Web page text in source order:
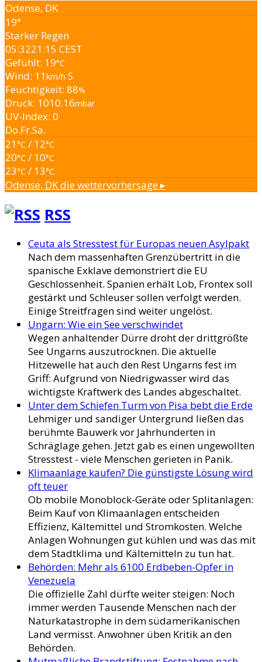
Odense, DK
19°
Starker Regen
05:3221:15 CEST
Gefühlt: 19°C
Wind: 11km/h S
Feuchtigkeit: 88%
Druck: 1010.16mbar
UV-Index: 0
Do.Fr.Sa.
21°C / 12°C
20°C / 10°C
23°C / 13°C
Odense, DKdie wettervorhersage ▸
RSS
Ceuta als Stresstest für Europas neuen Asylpakt
Nach dem massenhaften Grenzübertritt in die
spanische Exklave demonstriert die EU
Geschlossenheit. Spanien erhält Lob, Frontex soll
gestärkt und Schleuser sollen verfolgt werden.
Einige Streitfragen sind weiter ungelöst.
Ungarn: Wie ein See verschwindet
Wegen anhaltender Dürre droht der drittgrößte
See Ungarns auszutrocknen. Die aktuelle
Hitzewelle hat auch den Rest Ungarns fest im
Griff: Aufgrund von Niedrigwasser wird das
wichtigste Kraftwerk des Landes abgeschaltet.
Unter dem Schiefen Turm von Pisa bebt die Erde
Lehmiger und sandiger Untergrund ließen das
berühmte Bauwerk vor Jahrhunderten in
Schräglage gehen. Jetzt gab es einen ungewollten
Stresstest - viele Menschen gerieten in Panik.
Klimaanlage kaufen? Die günstigste Lösung wird
oft teuer
Ob mobile Monoblock-Geräte oder Splitanlagen:
Beim Kauf von Klimaanlagen entscheiden
Effizienz, Kältemittel und Stromkosten. Welche
Anlagen Wohnungen gut kühlen und was das mit
dem Stadtklima und Kältemitteln zu tun hat.
Behörden: Mehr als 6100 Erdbeben-Opfer in
Venezuela
Die offizielle Zahl dürfte weiter steigen: Noch
immer werden Tausende Menschen nach der
Naturkatastrophe in dem südamerikanischen
Land vermisst. Anwohner üben Kritik an den
Behörden.